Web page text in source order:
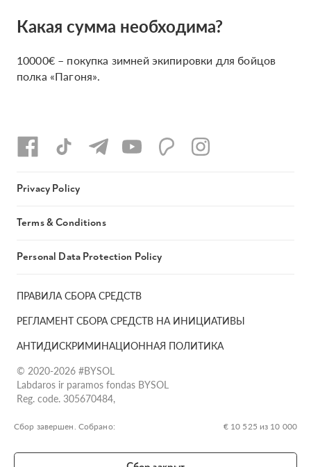
Какая сумма необходима?
10000€ – покупка зимней экипировки для бойцов
полка «Пагоня».
Сбор завершен. Собрано: € 10 525 из 10 000
ПРАВИЛА СБОРА СРЕДСТВ
РЕГЛАМЕНТ СБОРА СРЕДСТВ НА ИНИЦИАТИВЫ
АНТИДИСКРИМИНАЦИОННАЯ ПОЛИТИКА
© 2020-2026 #BYSOL
Labdaros ir paramos fondas BYSOL
Reg. code. 305670484,
g.17-1, LT-13253
SWIFT kodas HABALT22
Privacy Policy
Terms & Conditions
Personal Data Protection Policy